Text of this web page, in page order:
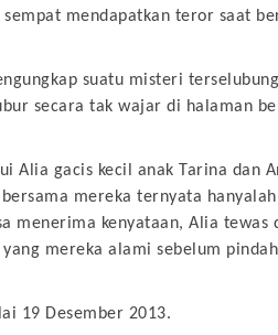
mendapatkan teror saat
suatu misteri
secara tak wajar di halaman
Alia gacis kecil anak Tarina dan
mereka ternyata
menerima kenyataan, Alia tewas
mereka alami sebelum
19 Desember 2013.